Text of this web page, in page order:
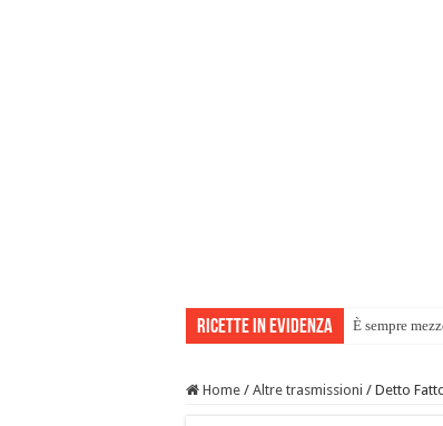
Ricette in evidenza È sempre
Home / Altre trasmissioni / Detto